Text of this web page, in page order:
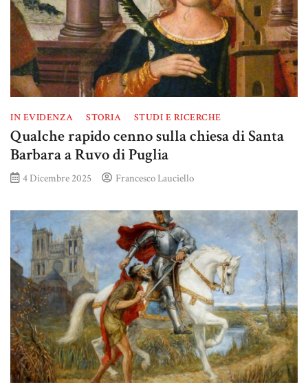
IN EVIDENZA STORIA STUDI E RICERCHE
Qualche rapido cenno sulla chiesa di Santa
Barbara a Ruvo di Puglia
4 Dicembre 2025 Francesco Lauciello